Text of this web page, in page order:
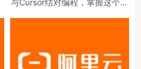
与Cursor结对编程，掌握这个方